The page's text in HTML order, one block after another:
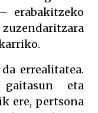
erabakitzeko
errealitatea.
gaitasun eta
ere, pertsona